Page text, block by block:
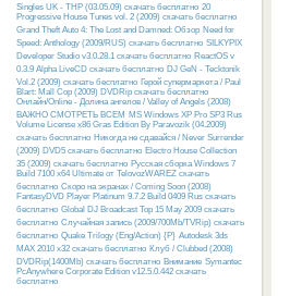
Singles UK - THP (03.05.09) скачать бесплатно 20
Progressive House Tunes vol. 2 (2009) скачать бесплатно
Grand Theft Auto 4: The Lost and Damned: Обзор Need for
Speed: Anthology (2009/RUS) скачать бесплатно SILKYPIX
Developer Studio v3.0.28.1 скачать бесплатно ReactOS v
0.3.9 Alpha LiveCD скачать бесплатно DJ GeN - Tecktonik
Vol.2 (2009) скачать бесплатно Герой супермаркета / Paul
Blart: Mall Cop (2009) DVDRip скачать бесплатно
Онлайн/Online - Долина ангелов / Valley of Angels (2008)
ВАЖНО СМОТРЕТЬ ВСЕМ MS Windows XP Pro SP3 Rus
Volume License x86 Gras Edition By Paravozik (04.2009)
скачать бесплатно Никогда не сдавайся / Never Surrender
(2009) DVD5 скачать бесплатно Electro House Collection
35 (2009) скачать бесплатно Русcкая сборка Windows 7
Build 7100 x64 Ultimate от TelovozWAREZ скачать
бесплатно Скоро на экранах / Coming Soon (2008)
FantasyDVD Player Platinum 9.7.2 Build 0409 Rus скачать
бесплатно Global DJ Broadcast Top 15 May 2009 скачать
бесплатно Случайная запись (2009/700Mb/TVRip) скачать
бесплатно Quake Trilogy (Eng/Action) {P} Autodesk 3ds
MAX 2010 x32 скачать бесплатно Клуб / Clubbed (2008)
DVDRip(1400Mb) скачать бесплатно Внимание Symantec
PcAnywhere Corporate Edition v12.5.0.442 скачать
бесплатно